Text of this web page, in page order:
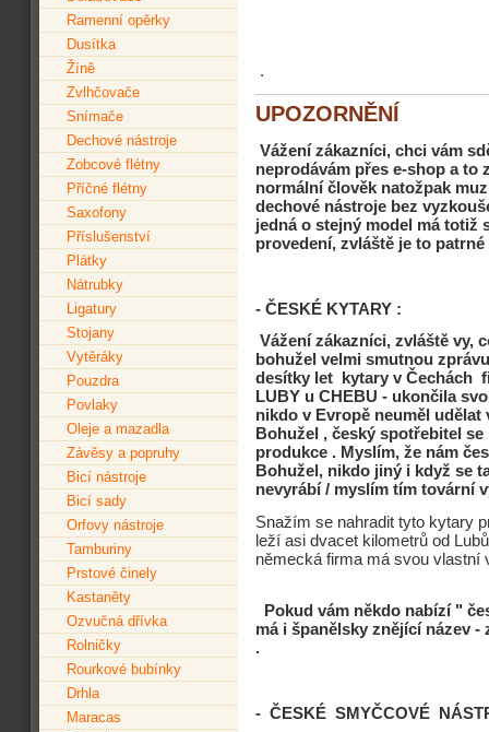
Ramenní opěrky
Dusítka
Žíně
Zvlhčovače
Snímače
Dechové nástroje
Zobcové flétny
Příčné flétny
Saxofony
Příslušenství
Plátky
Nátrubky
Ligatury
Stojany
Vytěráky
Pouzdra
Povlaky
Oleje a mazadla
Závěsy a popruhy
Bicí nástroje
Bicí sady
Orfovy nástroje
Tamburiny
Prstové činely
Kastaněty
Ozvučná dřívka
Rolničky
Rourkové bubínky
Drhla
Maracas
.
UPOZORNĚNÍ
Vážení zákazníci, chci vám
neprodávám přes e-shop a
normální člověk natožpak
dechové nástroje bez
jedná o stejný model má totiž
provedení, zvláště je to
- ČESKÉ KYTARY :
Vážení zákazníci, zvláště vy,
bohužel velmi smutnou
desítky let kytary v Čechách
LUBY u CHEBU - ukončila
nikdo v Evropě neuměl
Bohužel , český spotřebitel
produkce . Myslím, že nám
Bohužel, nikdo jiný i když se
nevyrábí / myslím tím tovární
Snažím se nahradit tyto kytary
leží asi dvacet kilometrů od
německá firma má svou vlastní
Pokud vám někdo nabízí "
má i španělsky znějící název
.
- ČESKÉ SMYČCOVÉ